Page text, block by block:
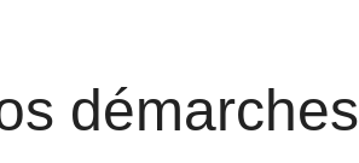
démarches